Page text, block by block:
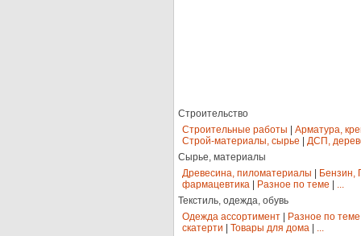
Строительство
Строительные работы
Арматура,
Строй-материалы, сырье
ДСП,
Сырье, материалы
Древесина, пиломатериалы
Бензин,
фармацевтика
Разное по теме
...
Текстиль, одежда, обувь
Одежда ассортимент
Разное по теме
скатерти
Товары для дома ...